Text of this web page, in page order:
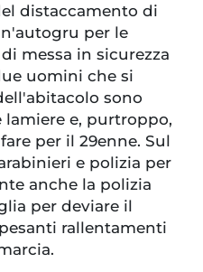
distaccamento di
per le
messa in sicurezza
uomini che si
sono
e, purtroppo,
per il 29enne. Sul
e polizia per
anche la polizia
per deviare il
rallentamenti